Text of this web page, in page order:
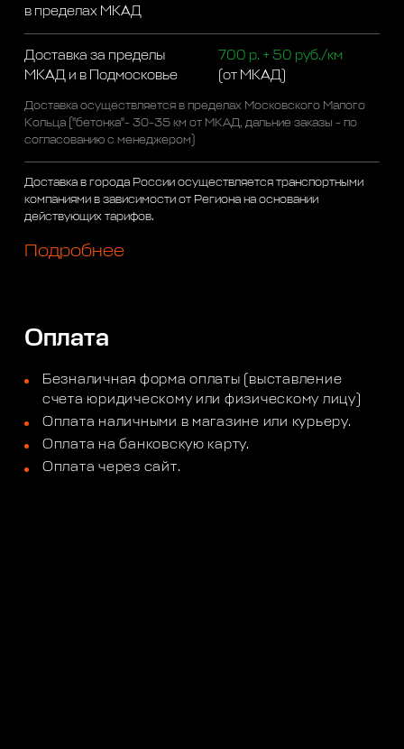
в пределах МКАД
Доставка за пределы
МКАД и в Подмосковье
700 р. + 50 руб./км
(от МКАД)
Доставка осуществляется в пределах Московского Малого
Кольца ("бетонка"- 30-35 км от МКАД, дальние заказы - по
согласованию с менеджером)
Доставка в города России осуществляется транспортными
компаниями в зависимости от Региона на основании
действующих тарифов.
Подробнее
Оплата
Безналичная форма оплаты (выставление
счета юридическому или физическому лицу)
Оплата наличными в магазине или курьеру.
Оплата на банковскую карту.
Оплата через сайт.